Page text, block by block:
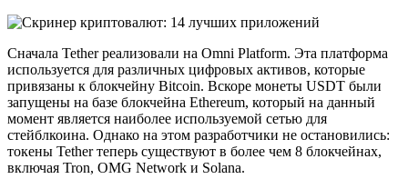
Сначала Tether реализовали на Omni Platform. Эта платформа
используется для различных цифровых активов, которые
привязаны к блокчейну Bitcoin. Вскоре монеты USDT были
запущены на базе блокчейна Ethereum, который на данный
момент является наиболее используемой сетью для
стейблкоина. Однако на этом разработчики не остановились:
токены Tether теперь существуют в более чем 8 блокчейнах,
включая Tron, OMG Network и Solana.